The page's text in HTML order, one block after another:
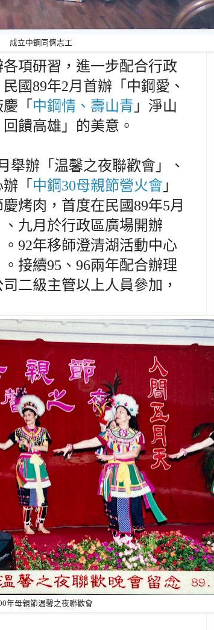
成立中鋼同儕志工
項研習，進一步配合行政
國89年2月首辦「中鋼愛、
「 中鋼情、壽山青 」淨山
饋高雄」的美意。
舉辦「温馨之夜聯歡會」、
「 中鋼30母親節營火會 」
烤肉，首度在民國89年5月
九月於行政區廣場開辦
92年移師澄清湖活動中心
接續95 、 96兩年配合辦理
二級主管以上人員參加，
年母親節温馨之夜聯歡會